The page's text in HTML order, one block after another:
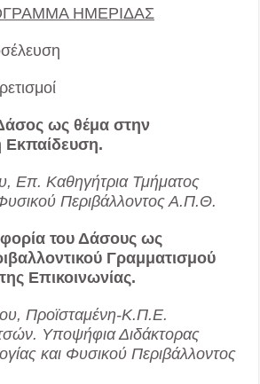
ΗΜΕΡΙΔΑΣ
ως θέμα στην
Εκπαίδευση.
Επ. Καθηγήτρια Τμήματος
Περιβάλλοντος Α.Π.Θ.
του Δάσους ως
Γραμματισμού
Επικοινωνίας.
Προϊσταμένη-Κ.Π.Ε.
Υποψήφια Διδάκτορας
και Φυσικού Περιβάλλοντος